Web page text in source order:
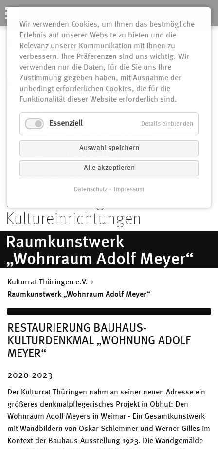
Kulturrat Thüringen
Navigation
überspringen
News
Bildung und Teilhabe
Kultur und Politik
Kulturnadel
Notfallvorsorge für
Kultureinrichtungen
Raumkunstwerk
„Wohnraum Adolf Meyer“
Kulturrat Thüringen e.V.
Raumkunstwerk „Wohnraum Adolf Meyer“
RESTAURIERUNG BAUHAUS-
KULTURDENKMAL „WOHNUNG ADOLF
MEYER“
2020-2023
Der Kulturrat Thüringen nahm an seiner neuen Adresse ein
größeres denkmalpflegerisches Projekt in Obhut: Den
Wohnraum Adolf Meyers in Weimar - Ein Gesamtkunstwerk
mit Wandbildern von Oskar Schlemmer und Werner Gilles im
Kontext der Bauhaus-Ausstellung 1923. Die Wandgemälde
Wir verwenden Cookies, um Ihnen das bestmögliche
Erlebnis auf unserer Website zu bieten und die
Relevanz unserer Kommunikation mit Ihnen zu
verbessern. Ihre Präferenzen sind uns wichtig. Wir
verwenden nur die Daten, für die Sie uns Ihre
Zustimmung gegeben haben, mit Ausnahme der
unbedingt erforderlichen Cookies, die für die
Funktionalität dieser Website erforderlich sind.
Essenziell Details einblenden
Auswahl speichern
Alle akzeptieren
Datenschutz Impressum